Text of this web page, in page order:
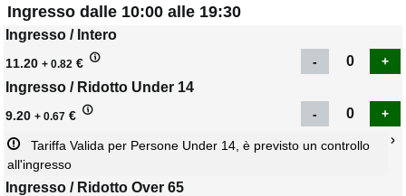
Ingresso dalle 10:00 alle 19:30
Ingresso / Intero
11.20 + 0.82 €
Ingresso / Ridotto Under 14
9.20 + 0.67 €
all'ingresso
Ingresso / Ridotto Over 65